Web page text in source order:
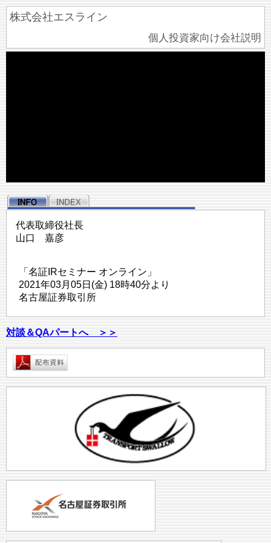
株式会社エスライン
個人投資家向け会社説明
代表取締役社長
山口 嘉彦
「名証IRセミナー オンライン」
2021年03月05日(金) 18時40分より
名古屋証券取引所
対談＆QAパートへ ＞＞